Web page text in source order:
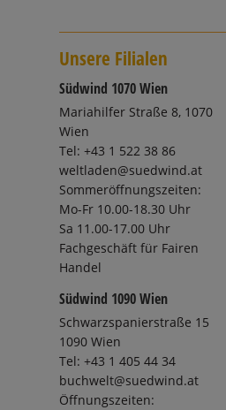
Unsere Filialen
Südwind 1070 Wien
Mariahilfer Straße 8, 1070
Wien
Tel: +43 1 522 38 86
weltladen@suedwind.at
Sommeröffnungszeiten:
Mo-Fr 10.00-18.30 Uhr
Sa 11.00-17.00 Uhr
Fachgeschäft für Fairen
Handel
Südwind 1090 Wien
Schwarzspanierstraße 15
1090 Wien
Tel: +43 1 405 44 34
buchwelt@suedwind.at
Öffnungszeiten: